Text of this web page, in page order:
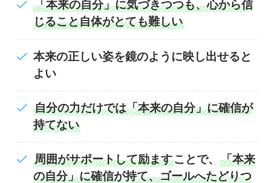
「本来の自分」に気づきつつも、心から信
じること自体がとても難しい
本来の正しい姿を鏡のように映し出せると
よい
自分の力だけでは「本来の自分」に確信が
持てない
周囲がサポートして励ますことで、「本来
の自分」に確信が持て、ゴールへたどりつ